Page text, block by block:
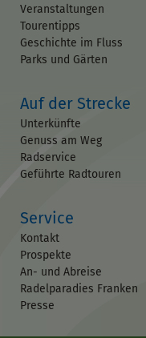
Veranstaltungen
Tourentipps
Geschichte im Fluss
Parks und Gärten
Auf der Strecke
Unterkünfte
Genuss am Weg
Radservice
Geführte Radtouren
Service
Kontakt
Prospekte
An- und Abreise
Radelparadies Franken
Presse